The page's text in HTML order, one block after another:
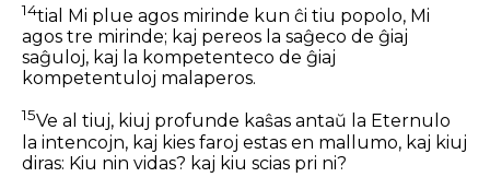
14tial Mi plue agos mirinde kun ĉi tiu popolo, Mi
agos tre mirinde; kaj pereos la saĝeco de ĝiaj
saĝuloj, kaj la kompetenteco de ĝiaj
kompetentuloj malaperos.
15Ve al tiuj, kiuj profunde kaŝas antaŭ la Eternulo
la intencojn, kaj kies faroj estas en mallumo, kaj kiuj
diras: Kiu nin vidas? kaj kiu scias pri ni?